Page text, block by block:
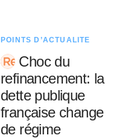
POINTS D’ACTUALITÉ
Choc du
refinancement: la
dette publique
française change
de régime